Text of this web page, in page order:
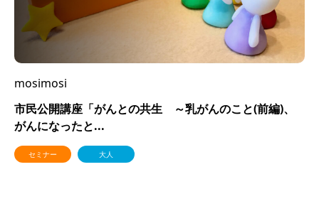
mosimosi
市民公開講座「がんとの共生 ～乳がんのこと(前編)、
がんになったと...
セミナー 大人